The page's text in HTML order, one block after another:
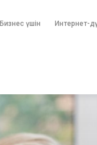
Бизнес үшін Интернет-